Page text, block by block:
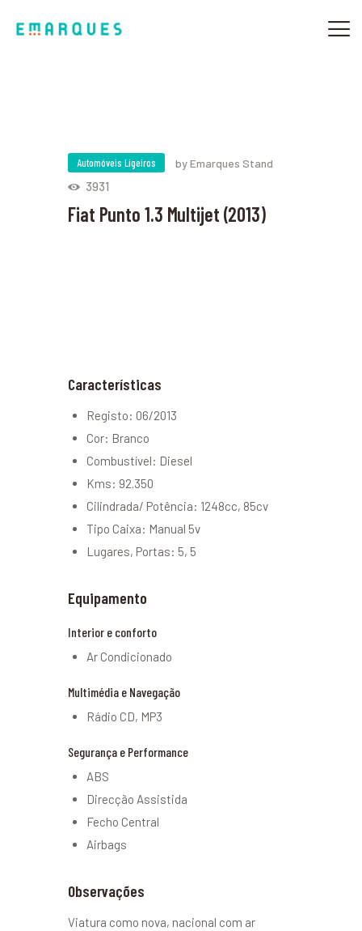
SOBRE NÓS
OFICINAS MULTIMARCA
TURBOS
Automóveis Ligeiros by Emarques Stand
3931
Fiat Punto 1.3 Multijet (2013)
Características
Registo: 06/2013
Cor: Branco
Combustível: Diesel
Kms: 92.350
Cilindrada/ Potência: 1248cc, 85cv
Tipo Caixa: Manual 5v
Lugares, Portas: 5, 5
Equipamento
Interior e conforto
Ar Condicionado
Multimédia e Navegação
Rádio CD, MP3
Segurança e Performance
ABS
Direcção Assistida
Fecho Central
Airbags
Observações
Viatura como nova, nacional com ar